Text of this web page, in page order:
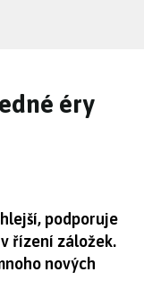
éry
podporuje
řízení záložek.
nových